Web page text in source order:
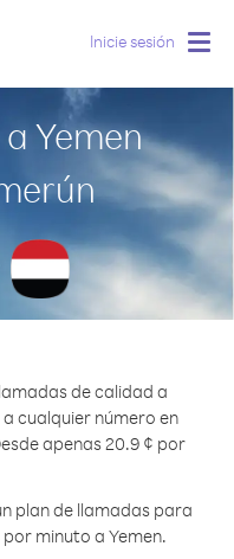
Inicie sesión
Yemen
de calidad a
a cualquier número en
apenas 20.9 ¢ por
plan de llamadas para
minuto a Yemen.